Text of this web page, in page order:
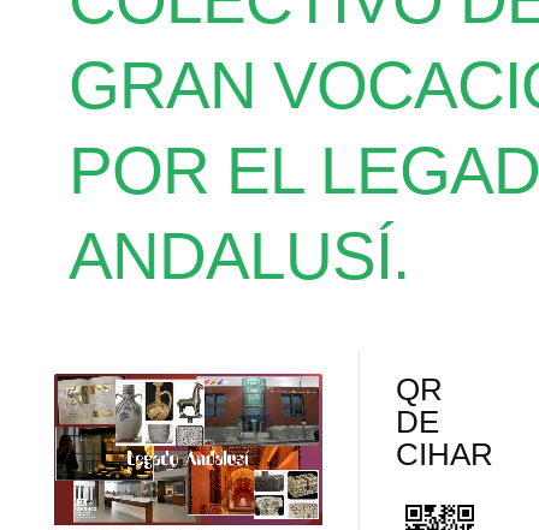
GRAN
POR EL
ANDALUSÍ.
QR
DE
CIHAR